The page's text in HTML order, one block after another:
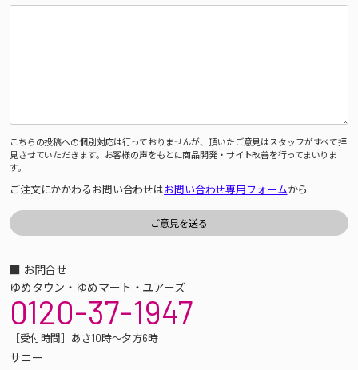
こちらの投稿への個別対応は行っておりませんが、頂いたご意見はスタッフがすべて拝
見させていただきます。お客様の声をもとに商品開発・サイト改善を行ってまいりま
す。
ご注文にかかわるお問い合わせはお問い合わせ専用フォームから
■ お問合せ
ゆめタウン・ゆめマート・ユアーズ
0120-37-1947
［受付時間］あさ10時～夕方6時
サニー